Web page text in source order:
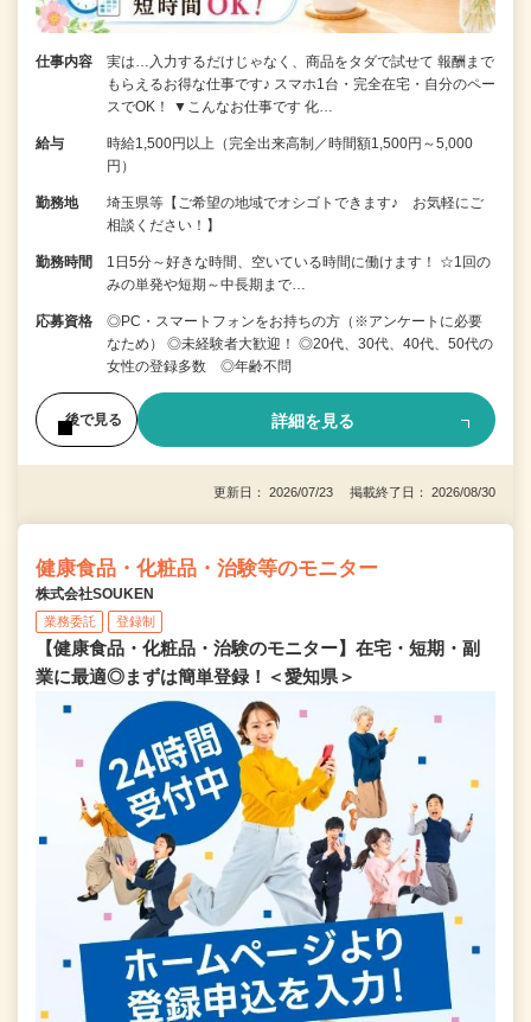
仕事内容
実は…入力するだけじゃなく、商品をタダで試せて 報酬まで
もらえるお得な仕事です♪ スマホ1台・完全在宅・自分のペー
スでOK！ ▼こんなお仕事です 化…
給与
時給1,500円以上（完全出来高制／時間額1,500円～5,000
円）
勤務地
埼玉県等【ご希望の地域でオシゴトできます♪ お気軽にご
相談ください！】
勤務時間
1日5分～好きな時間、空いている時間に働けます！ ☆1回の
みの単発や短期～中長期まで…
応募資格
◎PC・スマートフォンをお持ちの方（※アンケートに必要
なため） ◎未経験者大歓迎！ ◎20代、30代、40代、50代の
女性の登録多数 ◎年齢不問
後で見る 詳細を見る
更新日： 2026/07/23 掲載終了日： 2026/08/30
健康食品・化粧品・治験等のモニター
株式会社SOUKEN
業務委託 登録制
【健康食品・化粧品・治験のモニター】在宅・短期・副
業に最適◎まずは簡単登録！＜愛知県＞